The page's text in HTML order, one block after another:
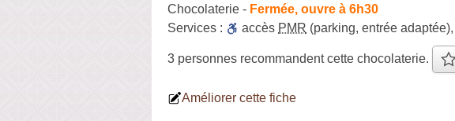
Chocolaterie - Fermée, ouvre à 6h30
Services :
accès PMR (parking, entrée adaptée),
3 personnes recommandentcette chocolaterie.
Améliorer cette fiche